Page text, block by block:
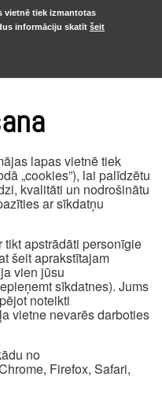
lapas vietnē tiek
„cookies”), lai palīdzētu
kvalitāti un nodrošinātu
ar sīkdatņu
apstrādāti personīgie
šeit aprakstītajam
vien jūsu
sīkdatnes). Jums
noteikti
vietne nevarēs darboties
no
Firefox, Safari,
vietnē tiek izmantotas
informāciju skatīt šeit